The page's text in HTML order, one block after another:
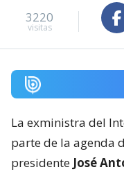
3220
visitas
La exministra del
parte de la agenda
presidente José